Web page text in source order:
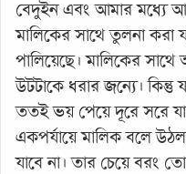
বেদুইন এবং আমার মধ্যে
মালিকের সাথে তুলনা করা
পালিয়েছে। মালিকের
উটটাকে ধরার জন্যে।
ততই ভয় পেয়ে দূরে সরে
একপর্যায়ে মালিক বলে
যাবে না। তার চেয়ে বরং